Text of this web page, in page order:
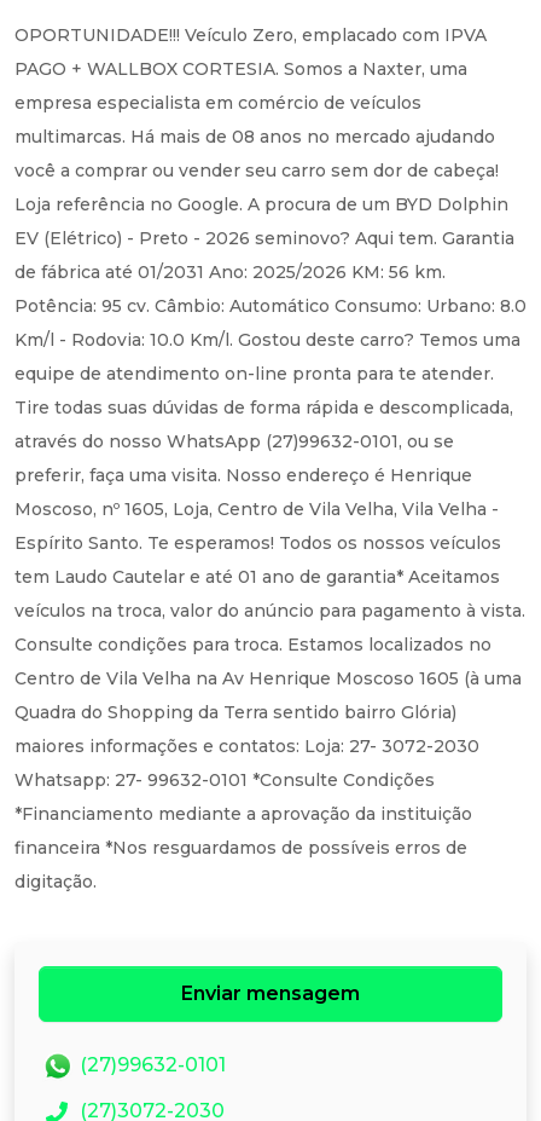
OPORTUNIDADE!!! Veículo Zero, emplacado com IPVA
PAGO + WALLBOX CORTESIA. Somos a Naxter, uma
empresa especialista em comércio de veículos
multimarcas. Há mais de 08 anos no mercado ajudando
você a comprar ou vender seu carro sem dor de cabeça!
Loja referência no Google. A procura de um BYD Dolphin
EV (Elétrico) - Preto - 2026 seminovo? Aqui tem. Garantia
de fábrica até 01/2031 Ano: 2025/2026 KM: 56 km.
Potência: 95 cv. Câmbio: Automático Consumo: Urbano: 8.0
Km/l - Rodovia: 10.0 Km/l. Gostou deste carro? Temos uma
equipe de atendimento on-line pronta para te atender.
Tire todas suas dúvidas de forma rápida e descomplicada,
através do nosso WhatsApp (27)99632-0101, ou se
preferir, faça uma visita. Nosso endereço é Henrique
Moscoso, nº 1605, Loja, Centro de Vila Velha, Vila Velha -
Espírito Santo. Te esperamos! Todos os nossos veículos
tem Laudo Cautelar e até 01 ano de garantia* Aceitamos
veículos na troca, valor do anúncio para pagamento à vista.
Consulte condições para troca. Estamos localizados no
Centro de Vila Velha na Av Henrique Moscoso 1605 (à uma
Quadra do Shopping da Terra sentido bairro Glória)
maiores informações e contatos: Loja: 27- 3072-2030
Whatsapp: 27- 99632-0101 *Consulte Condições
*Financiamento mediante a aprovação da instituição
financeira *Nos resguardamos de possíveis erros de
digitação.
Enviar mensagem
(27)99632-0101
(27)3072-2030